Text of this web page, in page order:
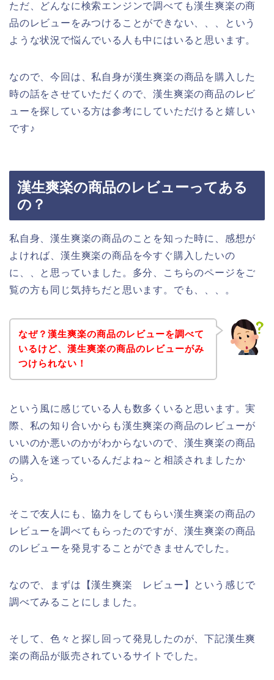
ただ、どんなに検索エンジンで調べても漢生爽楽の商
品のレビューをみつけることができない、、、という
ような状況で悩んでいる人も中にはいると思います。
なので、今回は、私自身が漢生爽楽の商品を購入した
時の話をさせていただくので、漢生爽楽の商品のレビ
ューを探している方は参考にしていただけると嬉しい
です♪
漢生爽楽の商品のレビューってある
の？
私自身、漢生爽楽の商品のことを知った時に、感想が
よければ、漢生爽楽の商品を今すぐ購入したいの
に、、と思っていました。多分、こちらのページをご
覧の方も同じ気持ちだと思います。でも、、、。
なぜ？漢生爽楽の商品のレビューを調べて
いるけど、漢生爽楽の商品のレビューがみ
つけられない！
という風に感じている人も数多くいると思います。実
際、私の知り合いからも漢生爽楽の商品のレビューが
いいのか悪いのかがわからないので、漢生爽楽の商品
の購入を迷っているんだよね～と相談されましたか
ら。
そこで友人にも、協力をしてもらい漢生爽楽の商品の
レビューを調べてもらったのですが、漢生爽楽の商品
のレビューを発見することができませんでした。
なので、まずは【漢生爽楽 レビュー】という感じで
調べてみることにしました。
そして、色々と探し回って発見したのが、下記漢生爽
楽の商品が販売されているサイトでした。